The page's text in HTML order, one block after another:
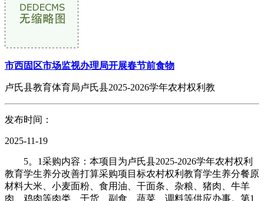
市西固区市场监视办理局开展春节前食物
卢氏县教育体育局卢氏县2025-2026学年农村权利教
发布时间：
2025-11-19
5。1采购内容：本项目为卢氏县2025-2026学年农村权利
教育学生养分改善打算采购项目标农村权利教育学生养分餐原
材料大米、小麦面粉、食用油、干面条、杂粮、猪肉、牛羊
肉、鸡肉等肉类、干货、副食、蔬菜、调料等供应办事。第1